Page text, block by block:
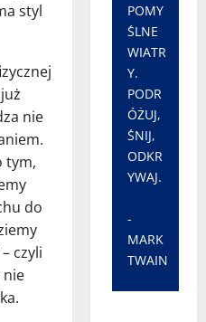
styl
nie
tym,
do
czyli
nie
POMY
ŚLNE
WIATR
Y.
PODR
ÓŻUJ,
ŚNIJ,
ODKR
YWAJ.
-
MARK
TWAIN